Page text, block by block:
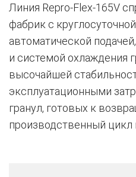
Линия Repro-Flex-165V
фабрик с
автоматической
и системой охлаждения
высочайшей
эксплуатационными
гранул, готовых к
производственный цикл